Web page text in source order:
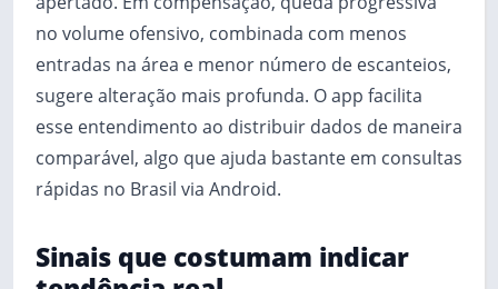
no volume ofensivo, combinada com menos
entradas na área e menor número de escanteios,
sugere alteração mais profunda. O app facilita
esse entendimento ao distribuir dados de maneira
comparável, algo que ajuda bastante em consultas
rápidas no Brasil via Android.
Sinais que costumam indicar